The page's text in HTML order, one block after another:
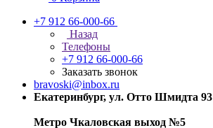
+7 912 66-000-66
Назад
Телефоны
+7 912 66-000-66
Заказать звонок
bravoski@inbox.ru
Екатеринбург, ул. Отто Шмидта 93
Метро Чкаловская выход №5